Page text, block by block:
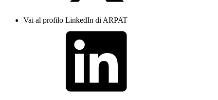
Vai al profilo LinkedIn di ARPAT